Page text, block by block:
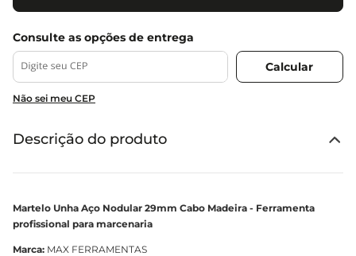
Não sei meu CEP
Descrição do produto
Martelo Unha Aço Nodular 29mm Cabo Madeira - Ferramenta
profissional para marcenaria
Marca: MAX FERRAMENTAS